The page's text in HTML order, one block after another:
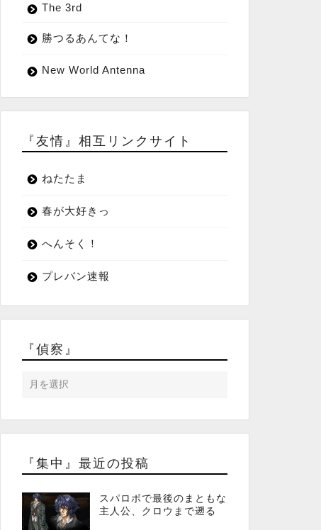
The 3rd
勝つるあんてな！
New World Antenna
『友情』相互リンクサイト
ねたたま
春が大好きっ
へんそく！
プレバン速報
『偵察』
『集中』最近の投稿
スパロボで最後のまともな
主人公、クロウまで遡る